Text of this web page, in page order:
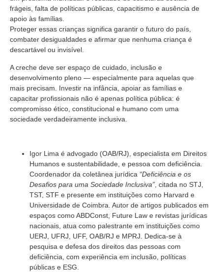
frágeis, falta de políticas públicas, capacitismo e ausência de
apoio às famílias.
Proteger essas crianças significa garantir o futuro do país,
combater desigualdades e afirmar que nenhuma criança é
descartável ou invisível.
A creche deve ser espaço de cuidado, inclusão e
desenvolvimento pleno — especialmente para aquelas que
mais precisam. Investir na infância, apoiar as famílias e
capacitar profissionais não é apenas política pública: é
compromisso ético, constitucional e humano com uma
sociedade verdadeiramente inclusiva.
Igor Lima é advogado (OAB/RJ), especialista em Direitos
Humanos e sustentabilidade, e pessoa com deficiência.
Coordenador da coletânea jurídica “Deficiência e os
Desafios para uma Sociedade Inclusiva” , citada no STJ,
TST, STF e presente em instituições como Harvard e
Universidade de Coimbra. Autor de artigos publicados em
espaços como ABDConst, Future Law e revistas jurídicas
nacionais, atua como palestrante em instituições como
UERJ, UFRJ, UFF, OAB/RJ e MPRJ. Dedica-se à
pesquisa e defesa dos direitos das pessoas com
deficiência, com experiência em inclusão, políticas
públicas e ESG.